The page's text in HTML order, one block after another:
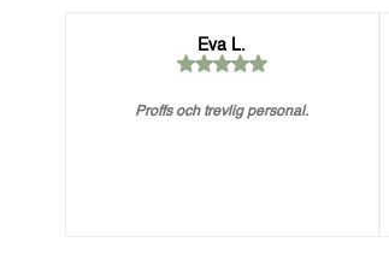
Eva L.
Proffs och trevlig personal.